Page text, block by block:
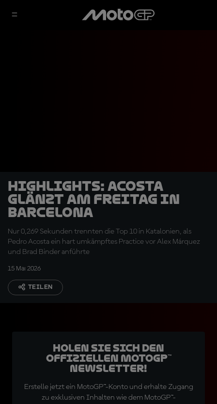
HIGHLIGHTS: Acosta
glänzt am Freitag in
Barcelona
Nur 0,269 Sekunden trennten die Top 10 in Katalonien, als
Pedro Acosta ein hart umkämpftes Practice vor Alex Márquez
und Brad Binder anführte
15 Mai 2026
TEILEN
Holen Sie sich den
offiziellen MotoGP™
Newsletter!
Erstelle jetzt ein MotoGP™-Konto und erhalte Zugang
zu exklusiven Inhalten wie dem MotoGP™-